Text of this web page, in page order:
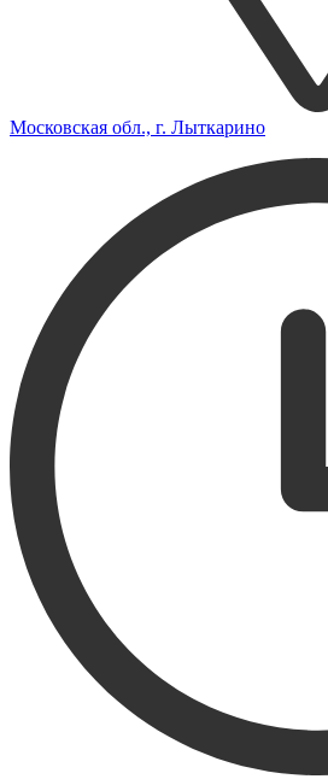
Московская обл., г. Лыткарино